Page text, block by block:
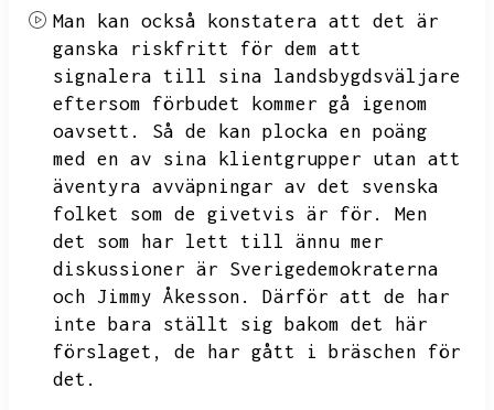
Man kan också konstatera att det är
ganska riskfritt för dem att
signalera till sina landsbygdsväljare
eftersom förbudet kommer gå igenom
oavsett.
Så de kan plocka en poäng
med en av sina klientgrupper utan att
äventyra avväpningar av det svenska
folket som de givetvis är för.
Men
det som har lett till ännu mer
diskussioner är Sverigedemokraterna
och Jimmy Åkesson.
Därför att de har
inte bara ställt sig bakom det här
förslaget,
de har gått i bräschen för
det.